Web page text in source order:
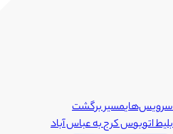
سرویس‌هایمسیر برگشت
بلیط اتوبوسکرجبهعباس آباد